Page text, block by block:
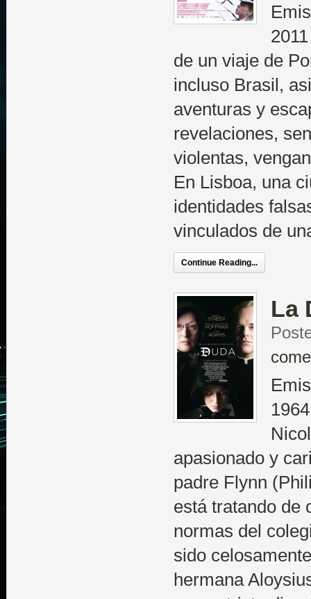
de un viaje de
incluso Brasil,
aventuras y
revelaciones,
violentas,
En Lisboa, una
identidades
vinculados de
Continue Reading...
La
apasionado y
padre Flynn
está tratando de
normas del
sido
hermana